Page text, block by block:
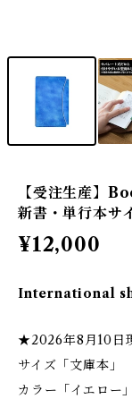
【受注生産】
新書・単行本サ
¥12,000
International
★2026年8月10日
サイズ「文庫本」
カラー「イエロー